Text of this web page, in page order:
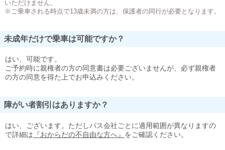
いただけません。
※ご乗車される時点で13歳未満の方は、保護者の同行が必要となります。
未成年だけで乗車は可能ですか？
はい、可能です。
ご予約時に親権者の方の同意書は必要ございませんが、必ず親権者
の方の同意を得た上でお申込みください。
障がい者割引はありますか？
はい、ございます。ただしバス会社ごとに適用範囲が異なりますの
で詳細は 『おからだの不自由な方へ』 をご確認ください。